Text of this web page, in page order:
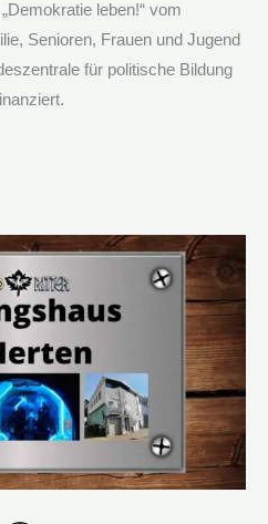
leben!“ vom
Senioren, Frauen und Jugend
für politische Bildung